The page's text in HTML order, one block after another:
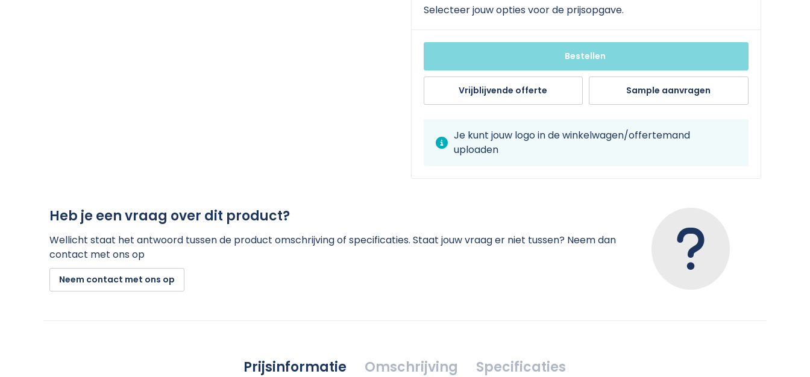
Selecteer jouw opties voor de prijsopgave.
Bestellen
Vrijblijvende offerte Sample aanvragen
Je kunt jouw logo in de winkelwagen/offertemand
uploaden
Heb je een vraag over dit product?
Wellicht staat het antwoord tussen de product omschrijving of specificaties. Staat jouw vraag er niet tussen? Neem dan
contact met ons op
Neem contact met ons op
Prijsinformatie Omschrijving Specificaties